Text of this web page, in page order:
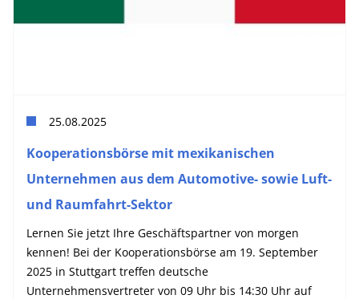
25.08.2025
Kooperationsbörse mit mexikanischen
Unternehmen aus dem Automotive- sowie Luft-
und Raumfahrt-Sektor
Lernen Sie jetzt Ihre Geschäftspartner von morgen
kennen! Bei der Kooperationsbörse am 19. September
2025 in Stuttgart treffen deutsche
Unternehmensvertreter von 09 Uhr bis 14:30 Uhr auf